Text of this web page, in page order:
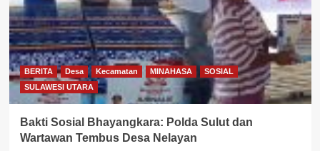
BERITA Desa Kecamatan MINAHASA
SOSIAL
SULAWESI UTARA
Bakti Sosial Bhayangkara: Polda Sulut dan
Wartawan Tembus Desa Nelayan